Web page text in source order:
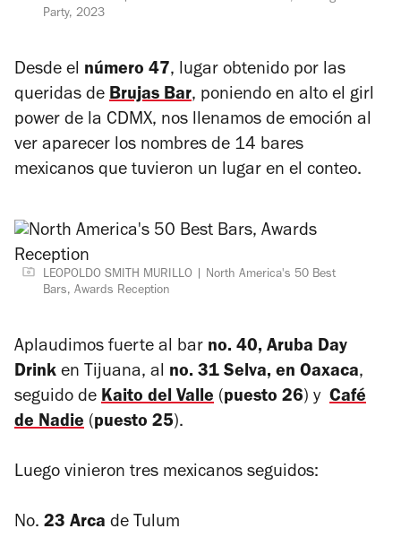
Party, 2023
Desde el número 47, lugar obtenido por las
queridas de Brujas Bar, poniendo en alto el girl
power de la CDMX, nos llenamos de emoción al
ver aparecer los nombres de 14 bares
mexicanos que tuvieron un lugar en el conteo.
LEOPOLDO SMITH MURILLO
North America's 50 Best
Bars, Awards Reception
Aplaudimos fuerte al bar no. 40, Aruba Day
Drink en Tijuana, al no. 31 Selva, en Oaxaca,
seguido de Kaito del Valle (puesto 26) y Café
de Nadie (puesto 25).
Luego vinieron tres mexicanos seguidos:
No. 23 Arca de Tulum